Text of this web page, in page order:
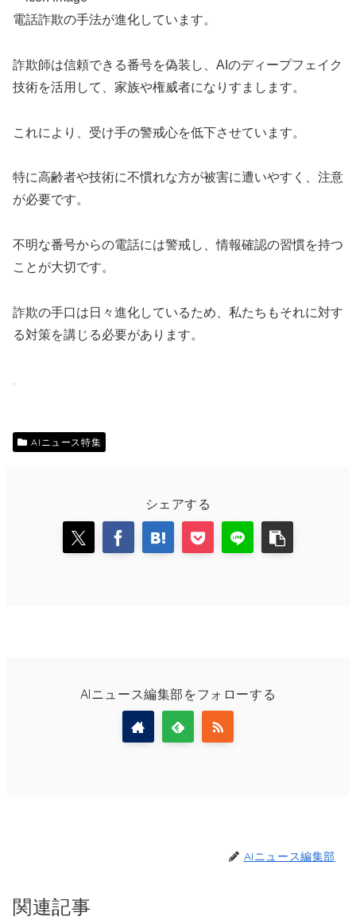
電話詐欺の手法が進化しています。
詐欺師は信頼できる番号を偽装し、AIのディープフェイク
技術を活用して、家族や権威者になりすまします。
これにより、受け手の警戒心を低下させています。
特に高齢者や技術に不慣れな方が被害に遭いやすく、注意
が必要です。
不明な番号からの電話には警戒し、情報確認の習慣を持つ
ことが大切です。
詐欺の手口は日々進化しているため、私たちもそれに対す
る対策を講じる必要があります。
AIニュース特集
シェアする
AIニュース編集部をフォローする
AIニュース編集部
関連記事